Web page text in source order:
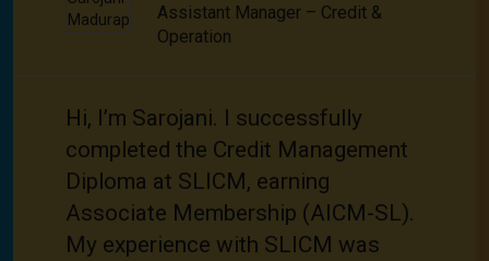
Assistant Manager – Credit &
Operation
Hi, I’m Sarojani. I successfully
completed the Credit Management
Diploma at SLICM, earning
Associate Membership (AICM-SL).
My experience with SLICM was